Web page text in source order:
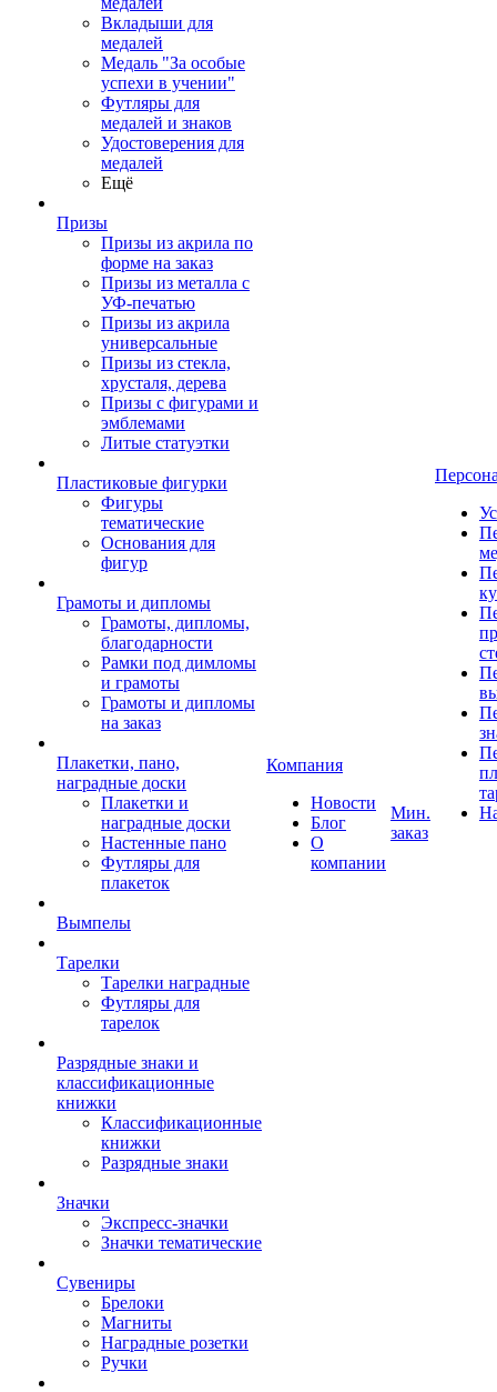
Вкладыши для
медалей
Медаль "За особые
успехи в учении"
Футляры для
медалей и знаков
Удостоверения для
медалей
Ещё
Призы
Призы из акрила по
форме на заказ
Призы из металла с
УФ-печатью
Призы из акрила
универсальные
Призы из стекла,
хрусталя, дерева
Призы с фигурами и
эмблемами
Литые статуэтки
Пластиковые фигурки
Фигуры
тематические
Основания для
фигур
Грамоты и дипломы
Грамоты, дипломы,
благодарности
Рамки под димломы
и грамоты
Грамоты и дипломы
на заказ
Плакетки, пано,
наградные доски
Плакетки и
наградные доски
Настенные пано
Футляры для
плакеток
Вымпелы
Тарелки
Тарелки наградные
Футляры для
тарелок
Разрядные знаки и
классификационные
книжки
Классификационные
книжки
Разрядные знаки
Значки
Экспресс-значки
Значки тематические
Сувениры
Брелоки
Магниты
Наградные розетки
Ручки
Компания
Новости
Блог
О
компании
Мин.
заказ